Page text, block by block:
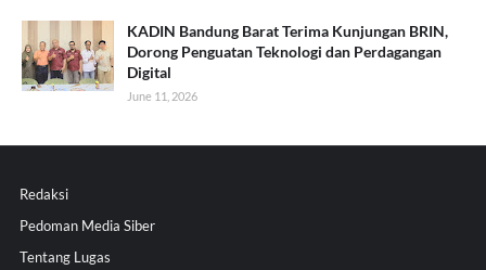
KADIN Bandung Barat Terima Kunjungan BRIN,
Dorong Penguatan Teknologi dan Perdagangan
Digital
June 11, 2026
Redaksi
Pedoman Media Siber
Tentang Lugas